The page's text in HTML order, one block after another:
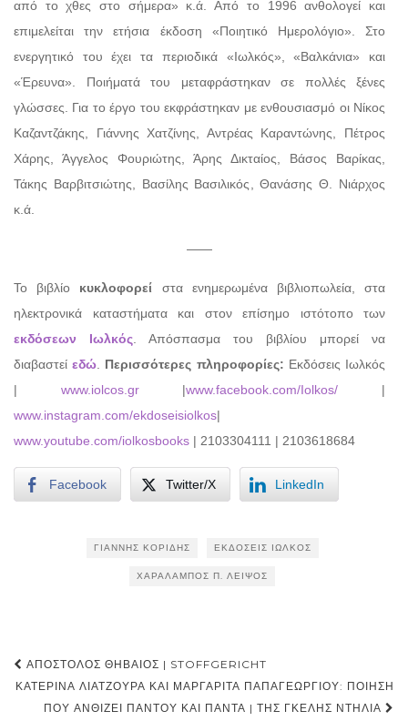
από το χθες στο σήμερα» κ.ά. Από το 1996 ανθολογεί και
επιμελείται την ετήσια έκδοση «Ποιητικό Ημερολόγιο». Στο
ενεργητικό του έχει τα περιοδικά «Ιωλκός», «Βαλκάνια» και
«Έρευνα». Ποιήματά του μεταφράστηκαν σε πολλές ξένες
γλώσσες. Για το έργο του εκφράστηκαν με ενθουσιασμό οι Νίκος
Καζαντζάκης, Γιάννης Χατζίνης, Αντρέας Καραντώνης, Πέτρος
Χάρης, Άγγελος Φουριώτης, Άρης Δικταίος, Βάσος Βαρίκας,
Τάκης Βαρβιτσιώτης, Βασίλης Βασιλικός, Θανάσης Θ. Νιάρχος
κ.ά.
——
Το βιβλίο κυκλοφορεί στα ενημερωμένα βιβλιοπωλεία, στα
ηλεκτρονικά καταστήματα και στον επίσημο ιστότοπο των
εκδόσεων Ιωλκός . Απόσπασμα του βιβλίου μπορεί να
διαβαστείεδώ Περισσότερες πληροφορίες: Εκδόσεις Ιωλκός
| www.iolcos.gr|www.facebook.com/Iolkos/ |
www.instagram.com/ekdoseisiolkos|
www.youtube.com/iolkosbooks | 2103304111 | 2103618684
Facebook Twitter/X LinkedIn
ΓΙΆΝΝΗΣ ΚΟΡΊΔΗΣ ΕΚΔΌΣΕΙΣ ΙΩΛΚΌΣ
ΧΑΡΆΛΑΜΠΟΣ Π. ΛΕΙΨΌΣ
Post
navigation
ΑΠΌΣΤΟΛΟΣ ΘΗΒΑΊΟΣ | STOFFGERICHT
ΚΑΤΕΡΊΝΑ ΛΙΆΤΖΟΥΡΑ ΚΑΙ ΜΑΡΓΑΡΊΤΑ ΠΑΠΑΓΕΩΡΓΊΟΥ: ΠΟΊΗΣΗ
ΠΟΥ ΑΝΘΊΖΕΙ ΠΑΝΤΟΎ ΚΑΙ ΠΆΝΤΑ | ΤΗΣ ΓΚΈΛΗΣ ΝΤΗΛΙΆ